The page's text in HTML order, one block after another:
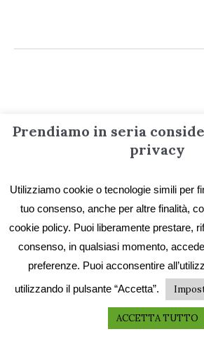
Informazioni
Privacy e Cookie
Codice etico
I primi vent’anni
Collane e catalogo storico
Prendiamo in seria
privacy
Utilizziamo cookie o tecnologie simili per
tuo consenso, anche per altre finalità,
cookie policy. Puoi liberamente prestare,
consenso, in qualsiasi momento,
preferenze. Puoi acconsentire
utilizzando il pulsante “Accetta”.
ACCETTA TUTTO